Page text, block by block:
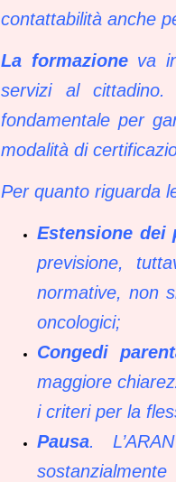
contattabilità anche
La formazione va
servizi al
fondamentale per
modalità di
Per quanto riguarda
Estensione
previsione,
normative, non
oncologici;
Congedi
maggiore
i criteri per la
Pausa.